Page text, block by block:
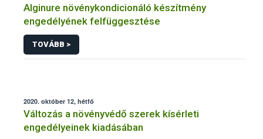
Alginure növénykondicionáló készítmény
engedélyének felfüggesztése
TOVÁBB >
2020. október 12, hétfő
Változás a növényvédő szerek kísérleti
engedélyeinek kiadásában